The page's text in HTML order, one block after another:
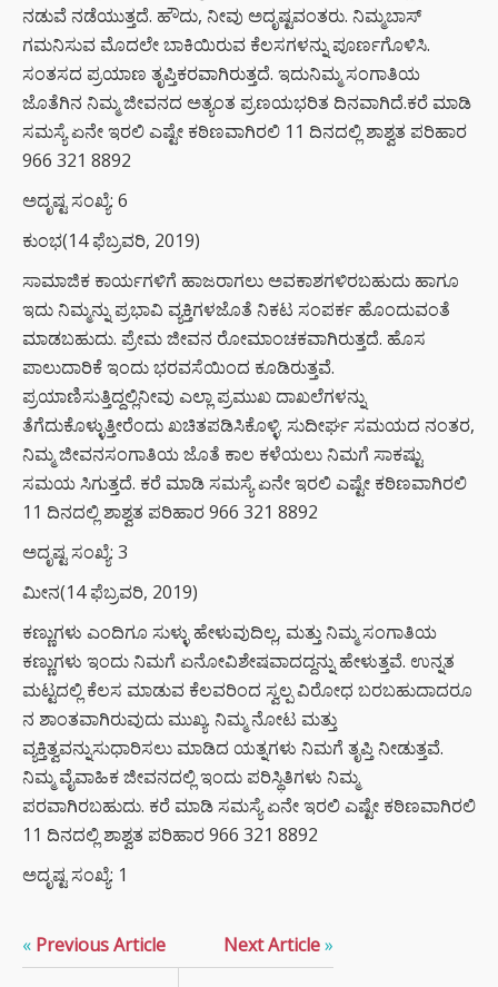
ನಡುವೆ ನಡೆಯುತ್ತದೆ. ಹೌದು, ನೀವು ಅದೃಷ್ಟವಂತರು. ನಿಮ್ಮಬಾಸ್
ಗಮನಿಸುವ ಮೊದಲೇ ಬಾಕಿಯಿರುವ ಕೆಲಸಗಳನ್ನು ಪೂರ್ಣಗೊಳಿಸಿ.
ಸಂತಸದ ಪ್ರಯಾಣ ತೃಪ್ತಿಕರವಾಗಿರುತ್ತದೆ. ಇದುನಿಮ್ಮ ಸಂಗಾತಿಯ
ಜೊತೆಗಿನ ನಿಮ್ಮ ಜೀವನದ ಅತ್ಯಂತ ಪ್ರಣಯಭರಿತ ದಿನವಾಗಿದೆ.ಕರೆ ಮಾಡಿ
ಸಮಸ್ಯೆ ಏನೇ ಇರಲಿ ಎಷ್ಟೇ ಕಠಿಣವಾಗಿರಲಿ 11 ದಿನದಲ್ಲಿ ಶಾಶ್ವತ ಪರಿಹಾರ
966 321 8892
ಅದೃಷ್ಟ ಸಂಖ್ಯೆ: 6
ಕುಂಭ(14 ಫೆಬ್ರವರಿ, 2019)
ಸಾಮಾಜಿಕ ಕಾರ್ಯಗಳಿಗೆ ಹಾಜರಾಗಲು ಅವಕಾಶಗಳಿರಬಹುದು ಹಾಗೂ
ಇದು ನಿಮ್ಮನ್ನು ಪ್ರಭಾವಿ ವ್ಯಕ್ತಿಗಳಜೊತೆ ನಿಕಟ ಸಂಪರ್ಕ ಹೊಂದುವಂತೆ
ಮಾಡಬಹುದು. ಪ್ರೇಮ ಜೀವನ ರೋಮಾಂಚಕವಾಗಿರುತ್ತದೆ. ಹೊಸ
ಪಾಲುದಾರಿಕೆ ಇಂದು ಭರವಸೆಯಿಂದ ಕೂಡಿರುತ್ತವೆ.
ಪ್ರಯಾಣಿಸುತ್ತಿದ್ದಲ್ಲಿನೀವು ಎಲ್ಲಾ ಪ್ರಮುಖ ದಾಖಲೆಗಳನ್ನು
ತೆಗೆದುಕೊಳ್ಳುತ್ತೀರೆಂದು ಖಚಿತಪಡಿಸಿಕೊಳ್ಳಿ. ಸುದೀರ್ಘ ಸಮಯದ ನಂತರ,
ನಿಮ್ಮ ಜೀವನಸಂಗಾತಿಯ ಜೊತೆ ಕಾಲ ಕಳೆಯಲು ನಿಮಗೆ ಸಾಕಷ್ಟು
ಸಮಯ ಸಿಗುತ್ತದೆ. ಕರೆ ಮಾಡಿ ಸಮಸ್ಯೆ ಏನೇ ಇರಲಿ ಎಷ್ಟೇ ಕಠಿಣವಾಗಿರಲಿ
11 ದಿನದಲ್ಲಿ ಶಾಶ್ವತ ಪರಿಹಾರ 966 321 8892
ಅದೃಷ್ಟ ಸಂಖ್ಯೆ: 3
ಮೀನ(14 ಫೆಬ್ರವರಿ, 2019)
ಕಣ್ಣುಗಳು ಎಂದಿಗೂ ಸುಳ್ಳು ಹೇಳುವುದಿಲ್ಲ, ಮತ್ತು ನಿಮ್ಮ ಸಂಗಾತಿಯ
ಕಣ್ಣುಗಳು ಇಂದು ನಿಮಗೆ ಏನೋವಿಶೇಷವಾದದ್ದನ್ನು ಹೇಳುತ್ತವೆ. ಉನ್ನತ
ಮಟ್ಟದಲ್ಲಿ ಕೆಲಸ ಮಾಡುವ ಕೆಲವರಿಂದ ಸ್ವಲ್ಪ ವಿರೋಧ ಬರಬಹುದಾದರೂ
ನ ಶಾಂತವಾಗಿರುವುದು ಮುಖ್ಯ. ನಿಮ್ಮ ನೋಟ ಮತ್ತು
ವ್ಯಕ್ತಿತ್ವವನ್ನುಸುಧಾರಿಸಲು ಮಾಡಿದ ಯತ್ನಗಳು ನಿಮಗೆ ತೃಪ್ತಿ ನೀಡುತ್ತವೆ.
ನಿಮ್ಮ ವೈವಾಹಿಕ ಜೀವನದಲ್ಲಿ ಇಂದು ಪರಿಸ್ಥಿತಿಗಳು ನಿಮ್ಮ
ಪರವಾಗಿರಬಹುದು. ಕರೆ ಮಾಡಿ ಸಮಸ್ಯೆ ಏನೇ ಇರಲಿ ಎಷ್ಟೇ ಕಠಿಣವಾಗಿರಲಿ
11 ದಿನದಲ್ಲಿ ಶಾಶ್ವತ ಪರಿಹಾರ 966 321 8892
ಅದೃಷ್ಟ ಸಂಖ್ಯೆ: 1
« Previous Article Next Article»